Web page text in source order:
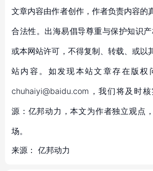
文章内容由作者创作，作者负责内容的
合法性。出海易倡导尊重与保护知识
或本网站许可，不得复制、转载、或以
站内容。如发现本站文章存在版权
chuhaiyi@baidu.com，我们将及时
源：亿邦动力，本文为作者独立观点
场。
来源： 亿邦动力